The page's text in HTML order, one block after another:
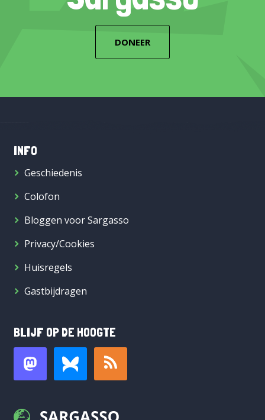
DONEER
INFO
Geschiedenis
Colofon
Bloggen voor Sargasso
Privacy/Cookies
Huisregels
Gastbijdragen
BLIJF OP DE HOOGTE